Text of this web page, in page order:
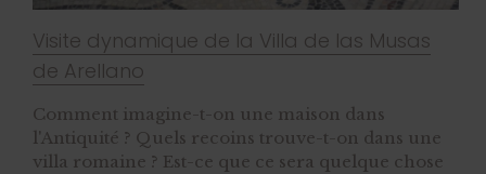
Visite dynamique de la Villa de las Musas
de Arellano
Comment imagine-t-on une maison dans
l'Antiquité ? Quels recoins trouve-t-on dans une
villa romaine ? Est-ce que ce sera quelque chose